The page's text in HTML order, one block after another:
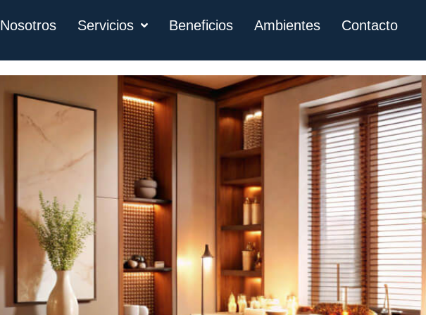
Nosotros Servicios Beneficios Ambientes Contacto